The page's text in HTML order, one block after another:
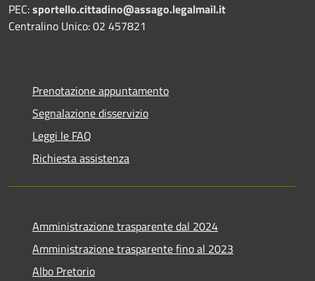
PEC:sportello.cittadino@assago.legalmail.it
Centralino Unico: 02 457821
Prenotazione appuntamento
Segnalazione disservizio
Leggi le FAQ
Richiesta assistenza
Amministrazione trasparente dal 2024
Amministrazione trasparente fino al 2023
Albo Pretorio